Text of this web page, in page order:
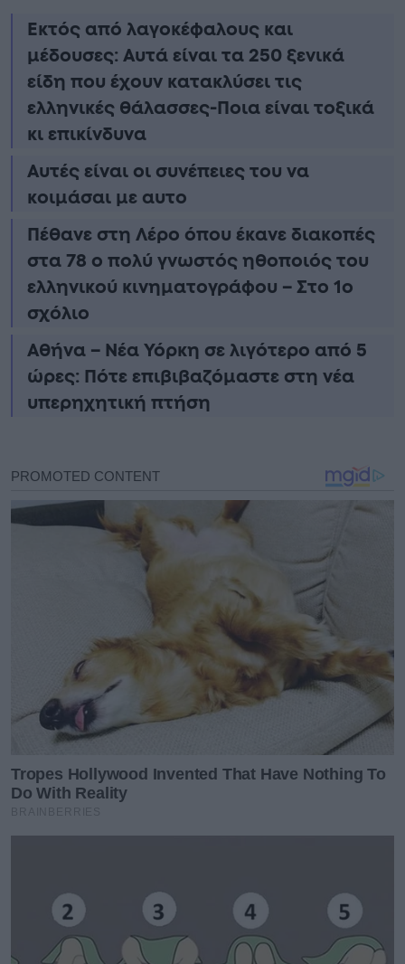
Εκτός από λαγοκέφαλους και
μέδουσες: Aυτά είναι τα 250 ξενικά
είδη που έχουν κατακλύσει τις
ελληνικές θάλασσες-Ποια είναι τοξικά
κι επικίνδυνα
Αυτές είναι οι συνέπειες του να
κοιμάσαι με αυτο
Πέθανε στη Λέρο όπου έκανε διακοπές
στα 78 ο πολύ γνωστός ηθοποιός του
ελληνικού κινηματογράφου – Στο 1ο
σχόλιο
Αθήνα – Νέα Υόρκη σε λιγότερο από 5
ώρες: Πότε επιβιβαζόμαστε στη νέα
υπερηχητική πτήση